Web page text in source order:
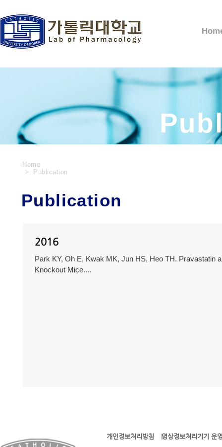
Home
> Publication
Publication
2016
Park KY, Oh E, Kwak MK, Jun HS, Heo TH. Pravastatin
Knockout Mice....
l l
개인정보처리방침 영상정보처리기기 운